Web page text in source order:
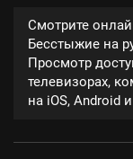
Смотрите
Бесстыжие на
Просмотр
телевизорах,
на iOS, Android